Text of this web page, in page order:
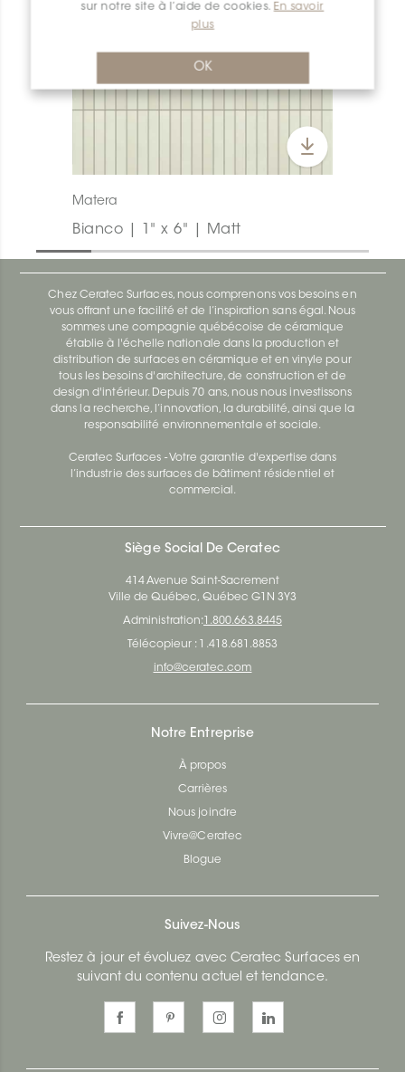
sur notre site à l’aide de cookies. En savoir
plus
OK
Matera
Bianco | 1" x 6" | Matt
Chez Ceratec Surfaces, nous comprenons vos besoins en
vous offrant une facilité et de l’inspiration sans égal. Nous
sommes une compagnie québécoise de céramique
établie à l'échelle nationale dans la production et
distribution de surfaces en céramique et en vinyle pour
tous les besoins d'architecture, de construction et de
design d'intérieur. Depuis 70 ans, nous nous investissons
dans la recherche, l’innovation, la durabilité, ainsi que la
responsabilité environnementale et sociale.
Ceratec Surfaces - Votre garantie d'expertise dans
l’industrie des surfaces de bâtiment résidentiel et
commercial.
Siège Social De Ceratec
414 Avenue Saint-Sacrement
Ville de Québec, Québec G1N 3Y3
Administration: 1.800.663.8445
Télécopieur : 1.418.681.8853
info@ceratec.com
Notre Entreprise
À propos
Carrières
Nous joindre
Vivre@Ceratec
Blogue
Suivez-Nous
Restez à jour et évoluez avec Ceratec Surfaces en
suivant du contenu actuel et tendance.